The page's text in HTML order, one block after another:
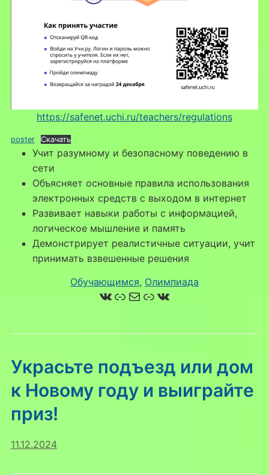
https://safenet.uchi.ru/teachers/regulations
poster Скачать
Учит разумному и безопасному поведению в
сети
Объясняет основные правила использования
электронных средств с выходом в интернет
Развивает навыки работы с информацией,
логическое мышление и память
Демонстрирует реалистичные ситуации, учит
принимать взвешенные решения
Обучающимся, Олимпиада
ВКонтакте
Ссылка
Почта
Ссылка
ВКонтакте
Украсьте подъезд или дом
к Новому году и выиграйте
приз!
11.12.2024